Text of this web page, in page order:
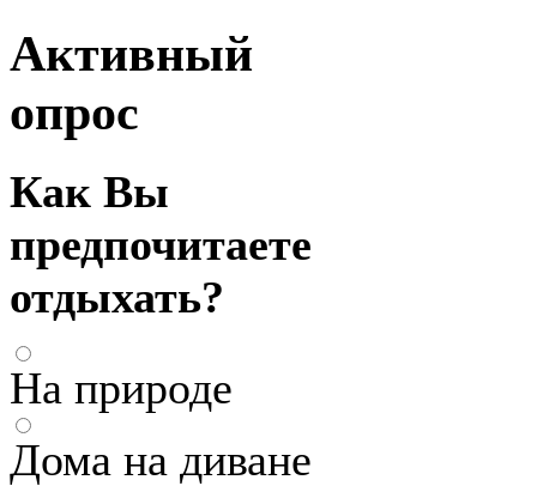
Активный
опрос
Как Вы
предпочитаете
отдыхать?
На природе
Дома на диване